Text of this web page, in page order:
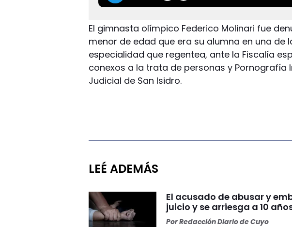
El gimnasta olímpico Federico Molinari fue
menor de edad que era su alumna en una de
especialidad que regentea, ante la Fiscalía
conexos a la trata de personas y Pornografía
Judicial de San Isidro.
LEÉ ADEMÁS
El acusado de abusar y
juicio y se arriesga a 10
PorRedacción Diario de Cuyo